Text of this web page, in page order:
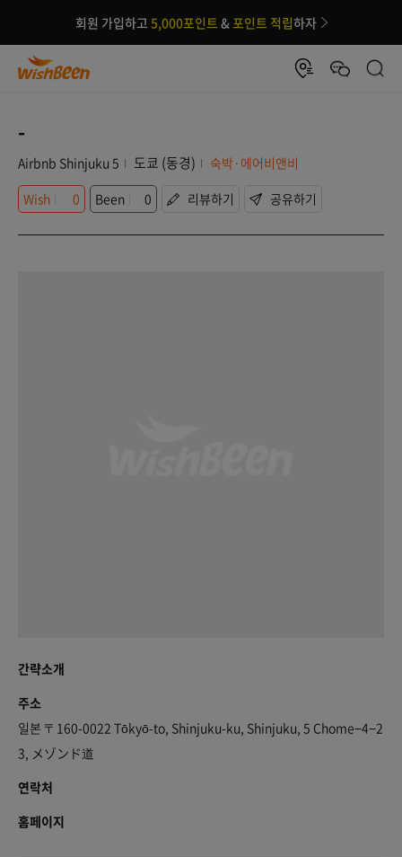
회원 가입하고 5,000포인트 &포인트 적립하자
-
Airbnb Shinjuku 5 도쿄 (동경)
숙박·에어비앤비
Wish
0 Been 0 리뷰하기 공유하기
간략소개
주소
일본 〒160-0022 Tōkyō-to, Shinjuku-ku, Shinjuku, 5 Chome−4−2
3, メゾンド道
연락처
홈페이지